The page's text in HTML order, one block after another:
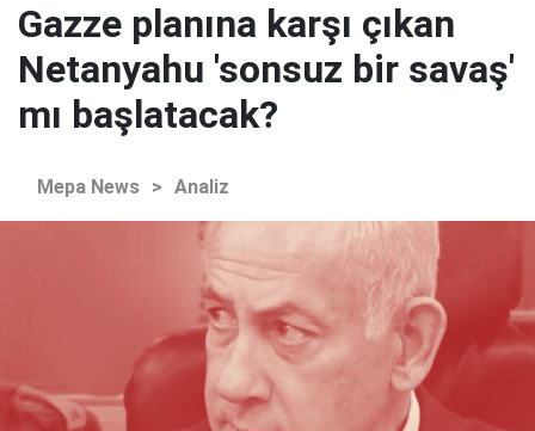
Gazze planına karşı çıkan
Netanyahu 'sonsuz bir savaş'
mı başlatacak?
Mepa News > Analiz